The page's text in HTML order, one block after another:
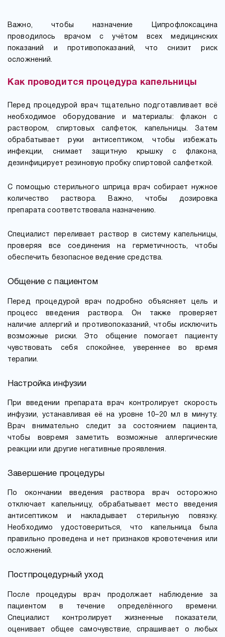
Важно, чтобы назначение Ципрофлоксацина
проводилось врачом с учётом всех медицинских
показаний и противопоказаний, что снизит риск
осложнений.
Как проводится процедура капельницы
Перед процедурой врач тщательно подготавливает всё
необходимое оборудование и материалы: флакон с
раствором, спиртовых салфеток, капельницы. Затем
обрабатывает руки антисептиком, чтобы избежать
инфекции, снимает защитную крышку с флакона,
дезинфицирует резиновую пробку спиртовой салфеткой.
С помощью стерильного шприца врач собирает нужное
количество раствора. Важно, чтобы дозировка
препарата соответствовала назначению.
Специалист переливает раствор в систему капельницы,
проверяя все соединения на герметичность, чтобы
обеспечить безопасное ведение средства.
Общение с пациентом
Перед процедурой врач подробно объясняет цель и
процесс введения раствора. Он также проверяет
наличие аллергий и противопоказаний, чтобы исключить
возможные риски. Это общение помогает пациенту
чувствовать себя спокойнее, увереннее во время
терапии.
Настройка инфузии
При введении препарата врач контролирует скорость
инфузии, устанавливая её на уровне 10–20 мл в минуту.
Врач внимательно следит за состоянием пациента,
чтобы вовремя заметить возможные аллергические
реакции или другие негативные проявления.
Завершение процедуры
По окончании введения раствора врач осторожно
отключает капельницу, обрабатывает место введения
антисептиком и накладывает стерильную повязку.
Необходимо удостовериться, что капельница была
правильно проведена и нет признаков кровотечения или
осложнений.
Постпроцедурный уход
После процедуры врач продолжает наблюдение за
пациентом в течение определённого времени.
Специалист контролирует жизненные показатели,
оценивает общее самочувствие, спрашивает о любых